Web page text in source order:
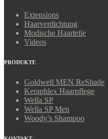
Extensions
Haarverdichtung
Modische Haarteile
Videos
PRODUKTE
Goldwell MEN ReShade
Keraphlex Haarpflege
Wella SP
Wella SP Men
Woody’s Shampoo